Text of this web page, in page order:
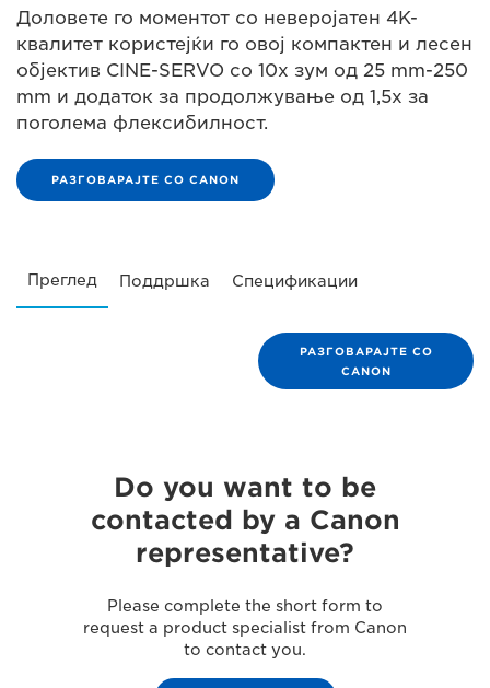
Доловете го моментот со неверојатен 4K-
квалитет користејќи го овој компактен и лесен
објектив CINE-SERVO со 10x зум од 25 mm-250
mm и додаток за продолжување од 1,5x за
поголема флексибилност.
РАЗГОВАРАЈТЕ СО CANON
Преглед Поддршка Спецификации
РАЗГОВАРАЈТЕ СО
CANON
Do you want to be
contacted by a Canon
representative?
Please complete the short form to
request a product specialist from Canon
to contact you.